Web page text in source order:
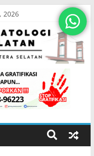
2026